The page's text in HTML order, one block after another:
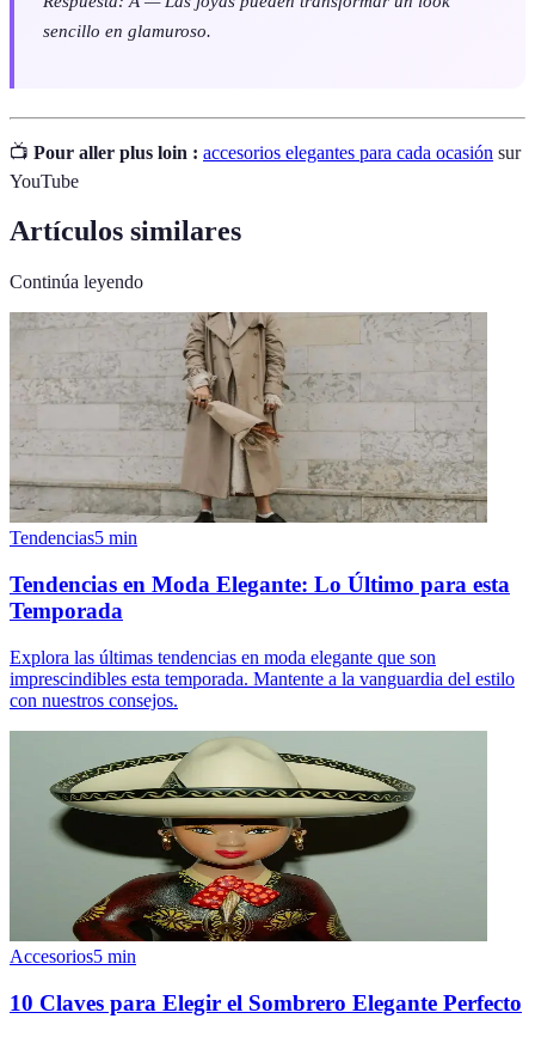
sencillo en glamuroso.
📺 Pour aller plus loin : accesorios elegantes para cada ocasión sur
YouTube
Artículos similares
Continúa leyendo
Tendencias5 min
Tendencias en Moda Elegante: Lo Último para esta
Temporada
Explora las últimas tendencias en moda elegante que son
imprescindibles esta temporada. Mantente a la vanguardia del estilo
con nuestros consejos.
Accesorios5 min
10 Claves para Elegir el Sombrero Elegante Perfecto